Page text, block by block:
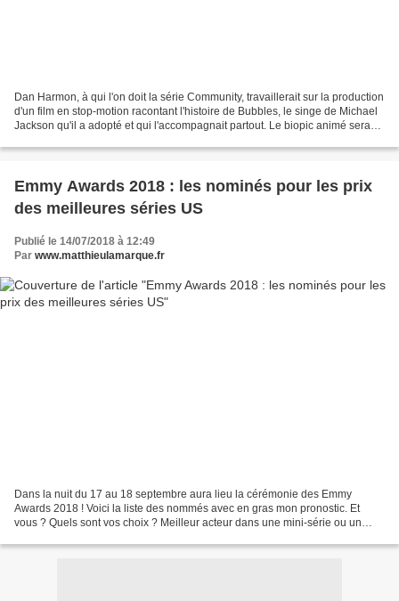
Dan Harmon, à qui l'on doit la série Community, travaillerait sur la production
d'un film en stop-motion racontant l'histoire de Bubbles, le singe de Michael
Jackson qu'il a adopté et qui l'accompagnait partout. Le biopic animé sera
Emmy Awards 2018 : les nominés pour les prix
des meilleures séries US
Publié le 14/07/2018 à 12:49
Par www.matthieulamarque.fr
Dans la nuit du 17 au 18 septembre aura lieu la cérémonie des Emmy
Awards 2018 ! Voici la liste des nommés avec en gras mon pronostic. Et
vous ? Quels sont vos choix ? Meilleur acteur dans une mini-série ou un